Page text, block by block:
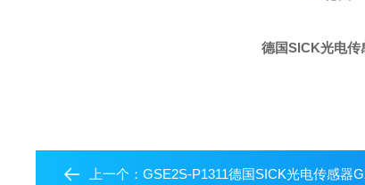
德国SICK光电传
上一个：GSE2S-P1311德国SICK光电传感器G2系列适用于狭窄空